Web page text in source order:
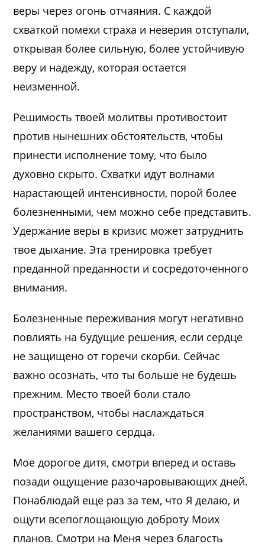
веры через огонь отчаяния. С каждой
схваткой помехи страха и неверия отступали,
открывая более сильную, более устойчивую
веру и надежду, которая остается
неизменной.
Решимость твоей молитвы противостоит
против нынешних обстоятельств, чтобы
принести исполнение тому, что было
духовно скрыто. Схватки идут волнами
нарастающей интенсивности, порой более
болезненными, чем можно себе представить.
Удержание веры в кризис может затруднить
твое дыхание. Эта тренировка требует
преданной преданности и сосредоточенного
внимания.
Болезненные переживания могут негативно
повлиять на будущие решения, если сердце
не защищено от горечи скорби. Сейчас
важно осознать, что ты больше не будешь
прежним. Место твоей боли стало
пространством, чтобы наслаждаться
желаниями вашего сердца.
Мое дорогое дитя, смотри вперед и оставь
позади ощущение разочаровывающих дней.
Понаблюдай еще раз за тем, что Я делаю, и
ощути всепоглощающую доброту Моих
планов. Смотри на Меня через благость